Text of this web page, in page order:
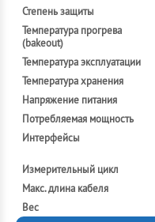
Степень защиты
Температура прогрева
(bakeout)
Температура эксплуатации
Температура хранения
Напряжение питания
Потребляемая мощность
Интерфейсы
Измерительный цикл
Макс. длина кабеля
Вес